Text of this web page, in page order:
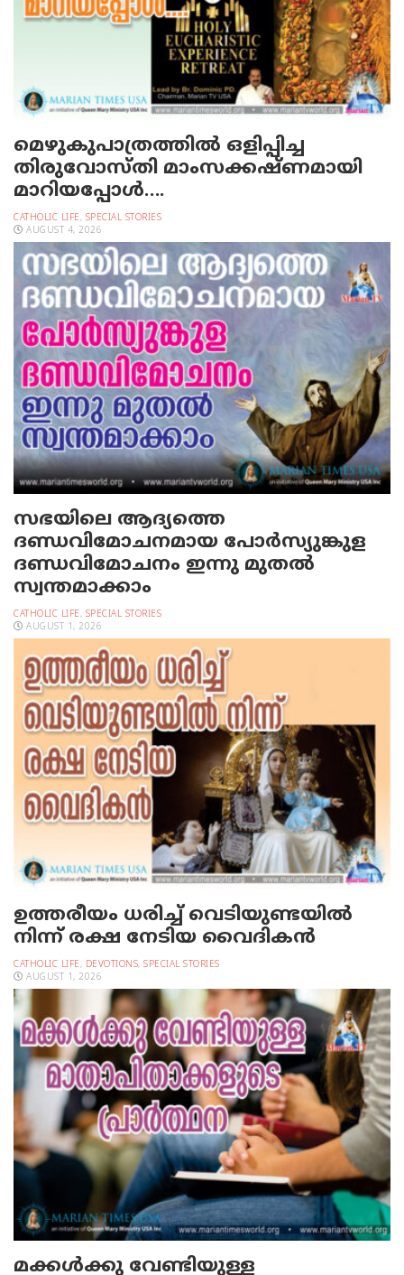
മെഴുകുപാത്രത്തില്‍ ഒളിപ്പിച്ച
തിരുവോസ്തി മാംസക്കഷ്ണമായി
മാറിയപ്പോള്‍….
CATHOLIC LIFE, SPECIAL STORIES
AUGUST 4, 2026
സഭയിലെ ആദ്യത്തെ
ദണ്ഡവിമോചനമായ പോര്‍സ്യുങ്കുള
ദണ്ഡവിമോചനം ഇന്നു മുതല്‍
സ്വന്തമാക്കാം
CATHOLIC LIFE, SPECIAL STORIES
AUGUST 1, 2026
ഉത്തരീയം ധരിച്ച് വെടിയുണ്ടയില്‍
നിന്ന് രക്ഷ നേടിയ വൈദികന്‍
CATHOLIC LIFE, DEVOTIONS, SPECIAL STORIES
AUGUST 1, 2026
മക്കള്‍ക്കു വേണ്ടിയുള്ള